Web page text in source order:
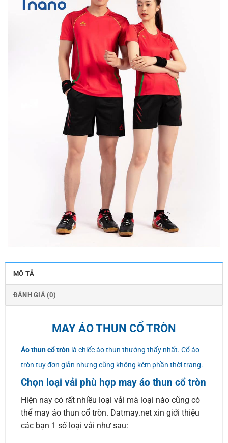
MÔ TẢ
ĐÁNH GIÁ (0)
MAY ÁO THUN CỔ TRÒN
Áo thun cổ trònlà chiếc áo thun thường thấy nhất. Cổ áo
tròn tuy đơn giản nhưng cũng không kém phần thời trang.
Chọn loại vải phù hợp may áo thun cổ tròn
Hiện nay có rất nhiều loại vải mà loại nào cũng có
thể may áo thun cổ tròn. Datmay.net xin giới thiệu
các bạn 1 số loại vải như sau: